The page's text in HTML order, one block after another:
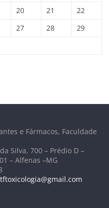
20 21
22
27 28
29
e Fármacos, Faculdade
Silva, 700 – Prédio D –
– Alfenas –MG